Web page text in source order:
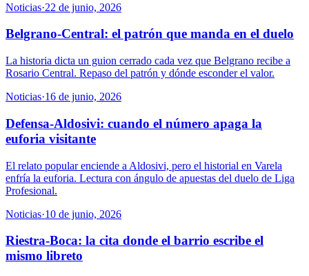
Noticias·22 de junio, 2026
Belgrano-Central: el patrón que manda en el duelo
La historia dicta un guion cerrado cada vez que Belgrano recibe a
Rosario Central. Repaso del patrón y dónde esconder el valor.
Noticias·16 de junio, 2026
Defensa-Aldosivi: cuando el número apaga la
euforia visitante
El relato popular enciende a Aldosivi, pero el historial en Varela
enfría la euforia. Lectura con ángulo de apuestas del duelo de Liga
Profesional.
Noticias·10 de junio, 2026
Riestra-Boca: la cita donde el barrio escribe el
mismo libreto